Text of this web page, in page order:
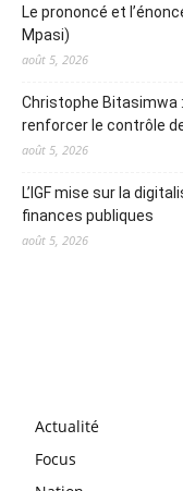
Le prononcé et
Mpasi)
août 5, 2026
Christophe Bitasimwa
renforcer le contrôle
août 5, 2026
L’IGF mise sur la
finances publiques
août 5, 2026
Actualité
Focus